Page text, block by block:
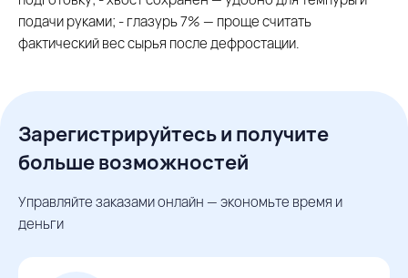
подачи руками; - глазурь 7% — проще считать
фактический вес сырья после дефростации.
Зарегистрируйтесь и получите
больше возможностей
Управляйте заказами онлайн — экономьте время и
деньги